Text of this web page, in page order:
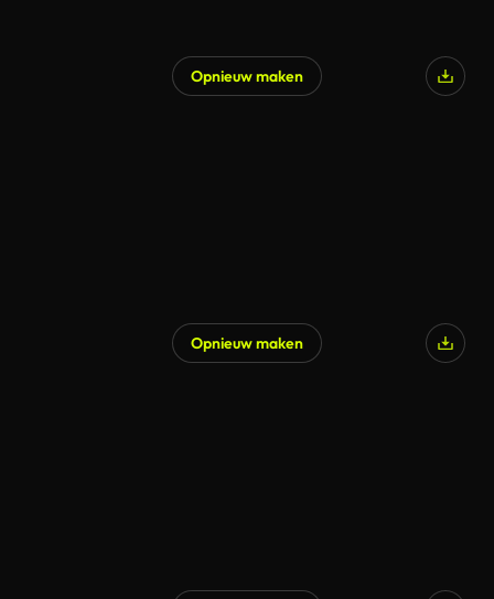
Opnieuw maken
Opnieuw maken